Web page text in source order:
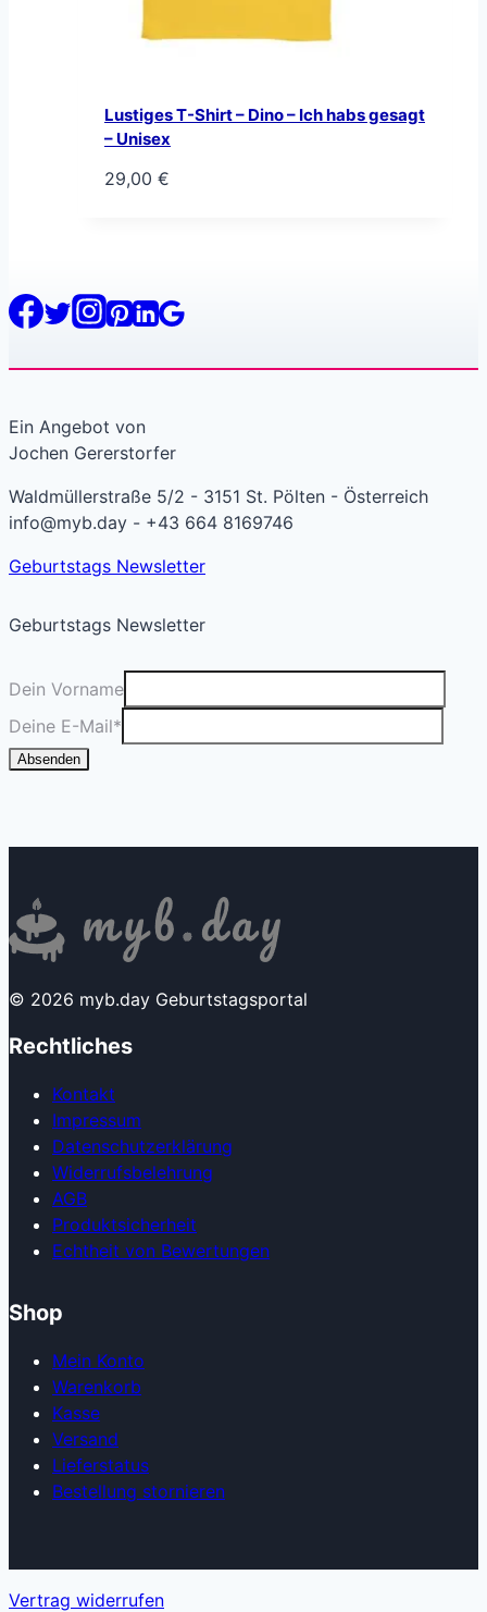
Lustiges T-Shirt – Dino – Ich habs gesagt
– Unisex
29,00 €
Ein Angebot von
Jochen Gererstorfer
Waldmüllerstraße 5/2 - 3151 St. Pölten - Österreich
info@myb.day - +43 664 8169746
Geburtstags Newsletter
Geburtstags Newsletter
Dein Vorname
Deine E-Mail*
Absenden
© 2026 myb.day Geburtstagsportal
Rechtliches
Kontakt
Impressum
Datenschutzerklärung
Widerrufsbelehrung
AGB
Produkt­sicherheit
Echtheit von Bewertungen
Shop
Mein Konto
Warenkorb
Kasse
Versand
Lieferstatus
Bestellung stornieren
Vertrag widerrufen